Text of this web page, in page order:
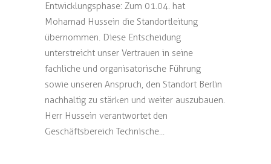
Entwicklungsphase: Zum 01.04. hat
Mohamad Hussein die Standortleitung
übernommen. Diese Entscheidung
unterstreicht unser Vertrauen in seine
fachliche und organisatorische Führung
sowie unseren Anspruch, den Standort Berlin
nachhaltig zu stärken und weiter auszubauen.
Herr Hussein verantwortet den
Geschäftsbereich Technische...